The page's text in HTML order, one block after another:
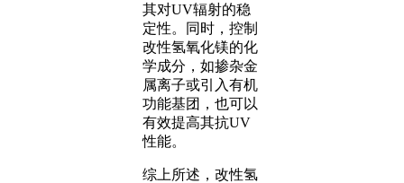
其对UV辐射的稳
定性。同时，控制
改性氢氧化镁的化
学成分，如掺杂金
属离子或引入有机
功能基团，也可以
有效提高其抗UV
性能。
综上所述，改性氢